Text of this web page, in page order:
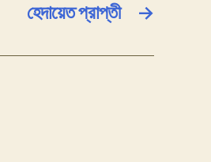
→
হেদায়েত প্রাপ্তী